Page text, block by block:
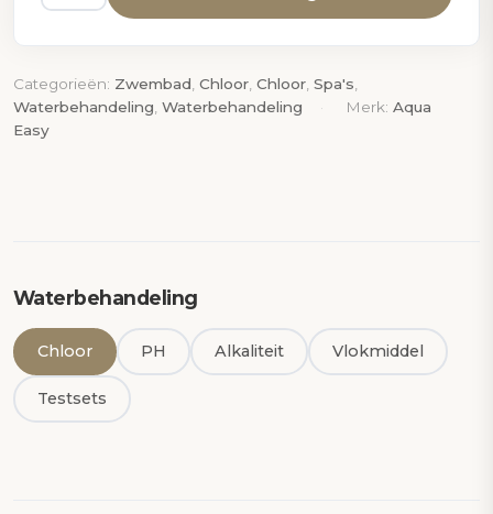
Aqua
Easy
–
Categorieën: Zwembad Chloor Chloor Spa's
Waterbehandeling Waterbehandeling Merk: Aqua
Easy
Waterbehandeling
Chloor PH Alkaliteit Vlokmiddel
Testsets